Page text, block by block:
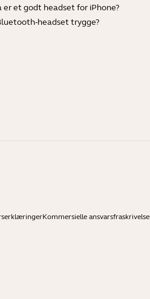
er et godt headset for iPhone?
headset trygge?
Kommersielle